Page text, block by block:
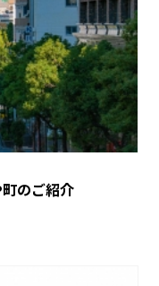
のご紹介